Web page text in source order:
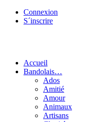
Connexion
S´inscrire
Accueil
Bandolais…
Ados
Amitié
Amour
Animaux
Artisans